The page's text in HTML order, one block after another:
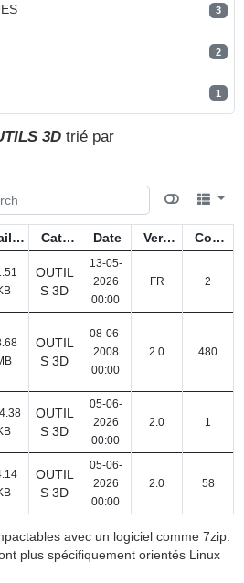
3
2
1
3D trié par
Taille Catégorie Date Version Compteur
OUTIL
S 3D
13-05-
2026
00:00
FR 2
OUTIL
S 3D
08-06-
2008
00:00
2.0 480
OUTIL
S 3D
05-06-
2026
00:00
2.0 1
OUTIL
S 3D
05-06-
2026
00:00
2.0 58
avec un logiciel comme 7zip.
plus spécifiquement orientés Linux